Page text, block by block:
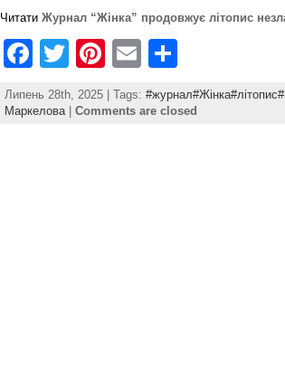
Читати Журнал “Жінка” продовжує літопис
F
a
c
T
w
itt
Pi
nt
er
E
m
ai
h
ar
Липень 28th, 2025 | Tags:
Маркелова | Comments are closed